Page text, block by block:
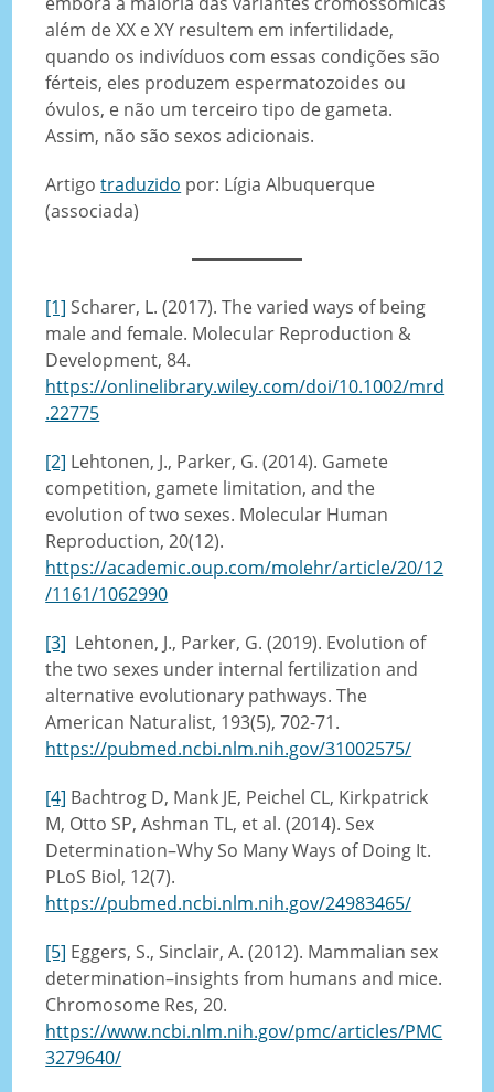
além de XX e XY resultem em infertilidade,
quando os indivíduos com essas condições são
férteis, eles produzem espermatozoides ou
óvulos, e não um terceiro tipo de gameta.
Assim, não são sexos adicionais.
Artigotraduzido por: Lígia Albuquerque
(associada)
[1] Scharer, L. (2017). The varied ways of being
male and female. Molecular Reproduction &
Development, 84.
https://onlinelibrary.wiley.com/doi/10.1002/mrd
.22775
[2] Lehtonen, J., Parker, G. (2014). Gamete
competition, gamete limitation, and the
evolution of two sexes. Molecular Human
Reproduction, 20(12).
https://academic.oup.com/molehr/article/20/12
/1161/1062990
[3] Lehtonen, J., Parker, G. (2019). Evolution of
the two sexes under internal fertilization and
alternative evolutionary pathways. The
American Naturalist, 193(5), 702-71.
https://pubmed.ncbi.nlm.nih.gov/31002575/
[4] Bachtrog D, Mank JE, Peichel CL, Kirkpatrick
M, Otto SP, Ashman TL, et al. (2014). Sex
Determination–Why So Many Ways of Doing It.
PLoS Biol, 12(7).
https://pubmed.ncbi.nlm.nih.gov/24983465/
[5] Eggers, S., Sinclair, A. (2012). Mammalian sex
determination–insights from humans and mice.
Chromosome Res, 20.
https://www.ncbi.nlm.nih.gov/pmc/articles/PMC
3279640/